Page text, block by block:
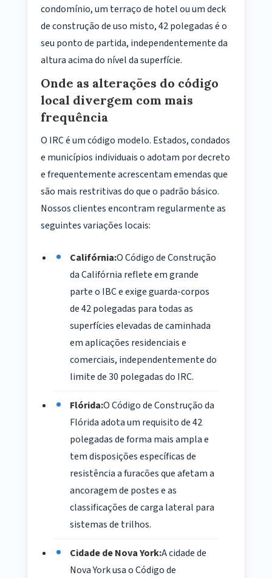
condomínio, um terraço de hotel ou um deck
de construção de uso misto, 42 polegadas é o
seu ponto de partida, independentemente da
altura acima do nível da superfície.
Onde as alterações do código
local divergem com mais
frequência
O IRC é um código modelo. Estados, condados
e municípios individuais o adotam por decreto
e frequentemente acrescentam emendas que
são mais restritivas do que o padrão básico.
Nossos clientes encontram regularmente as
seguintes variações locais:
Califórnia:O Código de Construção
da Califórnia reflete em grande
parte o IBC e exige guarda-corpos
de 42 polegadas para todas as
superfícies elevadas de caminhada
em aplicações residenciais e
comerciais, independentemente do
limite de 30 polegadas do IRC.
Flórida:O Código de Construção da
Flórida adota um requisito de 42
polegadas de forma mais ampla e
tem disposições específicas de
resistência a furacões que afetam a
ancoragem de postes e as
classificações de carga lateral para
sistemas de trilhos.
Cidade de Nova York:A cidade de
Nova York usa o Código de